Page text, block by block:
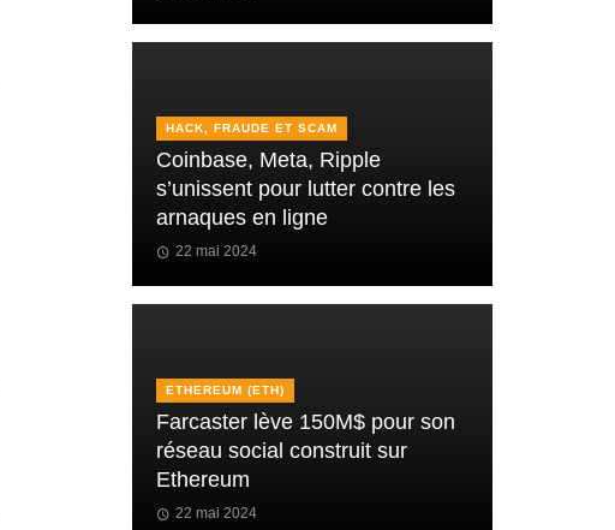
HACK, FRAUDE ET SCAM
Coinbase, Meta, Ripple
s’unissent pour lutter contre les
arnaques en ligne
22 mai 2024
ETHEREUM (ETH)
Farcaster lève 150M$ pour son
réseau social construit sur
Ethereum
22 mai 2024